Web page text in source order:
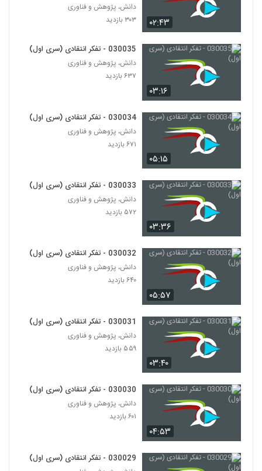
028138 - نظریه شبکه (Network Theory)
۵۷۹ بازدید
Complexity)
130
Complexity)
131
Complexity)
Complexity)
۵۰۶ بازدید
133
028143 - پیچیدگی اجتماعی (Social
Complexity)
Complexity)
Complexity)
۵۰۲ بازدید
136
028146 - پیچیدگی اجتماعی (Social
Complexity)
Complexity)
۵۶۷ بازدید
۰۲:۴۳
دانش، پژوهش و فناوری
۳۰۳ بازدید
۰۳:۱۶
030035 - تفکر انتقادی (سری اول)
دانش، پژوهش و فناوری
۶۳۷ بازدید
۰۵:۱۵
030034 - تفکر انتقادی (سری اول)
دانش، پژوهش و فناوری
۶۷۱ بازدید
۰۳:۳۶
030033 - تفکر انتقادی (سری اول)
دانش، پژوهش و فناوری
۵۷۲ بازدید
۰۵:۵۷
030032 - تفکر انتقادی (سری اول)
دانش، پژوهش و فناوری
۶۴۰ بازدید
۰۳:۴۰
030031 - تفکر انتقادی (سری اول)
دانش، پژوهش و فناوری
۵۵۹ بازدید
۰۴:۵۳
030030 - تفکر انتقادی (سری اول)
دانش، پژوهش و فناوری
۶۰۱ بازدید
030029 - تفکر انتقادی (سری اول)